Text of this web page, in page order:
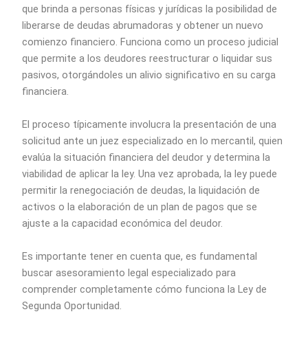
que brinda a personas físicas y jurídicas la posibilidad de
liberarse de deudas abrumadoras y obtener un nuevo
comienzo financiero. Funciona como un proceso judicial
que permite a los deudores reestructurar o liquidar sus
pasivos, otorgándoles un alivio significativo en su carga
financiera.
El proceso típicamente involucra la presentación de una
solicitud ante un juez especializado en lo mercantil, quien
evalúa la situación financiera del deudor y determina la
viabilidad de aplicar la ley. Una vez aprobada, la ley puede
permitir la renegociación de deudas, la liquidación de
activos o la elaboración de un plan de pagos que se
ajuste a la capacidad económica del deudor.
Es importante tener en cuenta que, es fundamental
buscar asesoramiento legal especializado para
comprender completamente cómo funciona la Ley de
Segunda Oportunidad.